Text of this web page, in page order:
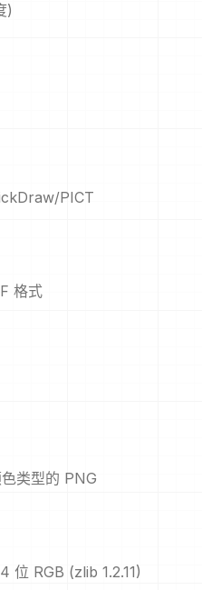
)
PICT
格式
类型的 PNG
位 RGB (zlib 1.2.11)